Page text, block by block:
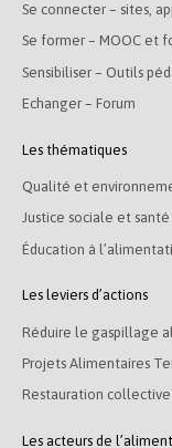
Se connecter – sites,
Se former – MOOC et
Sensibiliser – Outils
Echanger – Forum
Les thématiques
Qualité et
Justice sociale et santé
Éducation à
Les leviers d’actions
Réduire le gaspillage
Projets Alimentaires
Restauration collective
Les acteurs de